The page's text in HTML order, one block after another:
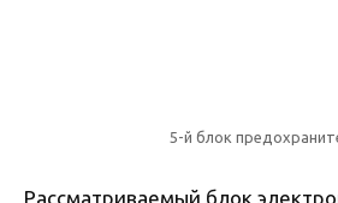
5-й блок
Рассматриваемый блок